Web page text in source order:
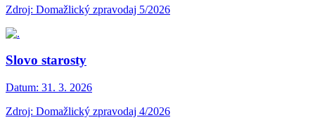
Zdroj: Domažlický zpravodaj 5/2026
Slovo starosty
Datum: 31. 3. 2026
Zdroj: Domažlický zpravodaj 4/2026